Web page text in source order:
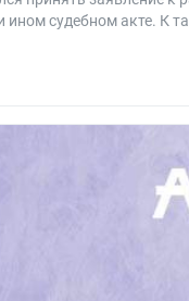
ином судебном акте. К